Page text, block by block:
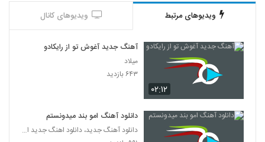
آهنگ شهاب مظفری بنام ما باحالیم (رمیکس)
دانلود آهنگ هونیاک عشق تو کی شد
دانلود آهنگ جان جانان از امین غلامی به
همراه متن ترانه
ویدیوهای مرتبط ویدیوهای کانال
۰۲:۱۲
آهنگ جدید آغوش تو از رایکادو
میلاد
۶۴۳ بازدید
دانلود آهنگ امو بند میدونستم
دانلود آهنگ جدید، دانلود اهنگ جدید ایرانی